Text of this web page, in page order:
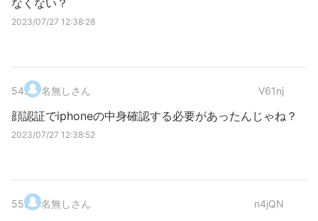
なくない？
2023/07/27 12:38:28
54. 名無しさん V61nj
顔認証でiphoneの中身確認する必要があったんじゃね？
2023/07/27 12:38:52
55. 名無しさん n4jQN